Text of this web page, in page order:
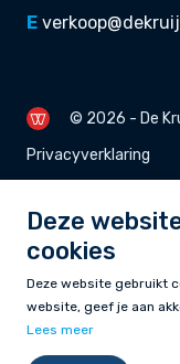
E
© 2026 - De
Privacyverklaring
Deze
cookies
Deze website gebruikt
website, geef je aan
Lees meer